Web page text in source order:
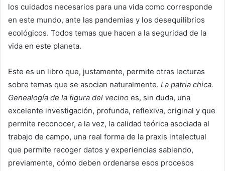
los cuidados necesarios para una vida como corresponde
en este mundo, ante las pandemias y los desequilibrios
ecológicos. Todos temas que hacen a la seguridad de la
vida en este planeta.
Este es un libro que, justamente, permite otras lecturas
sobre temas que se asocian naturalmente. La patria chica.
Genealogía de la figura del vecino es, sin duda, una
excelente investigación, profunda, reflexiva, original y que
permite reconocer, a la vez, la calidad teórica asociada al
trabajo de campo, una real forma de la praxis intelectual
que permite recoger datos y experiencias sabiendo,
previamente, cómo deben ordenarse esos procesos